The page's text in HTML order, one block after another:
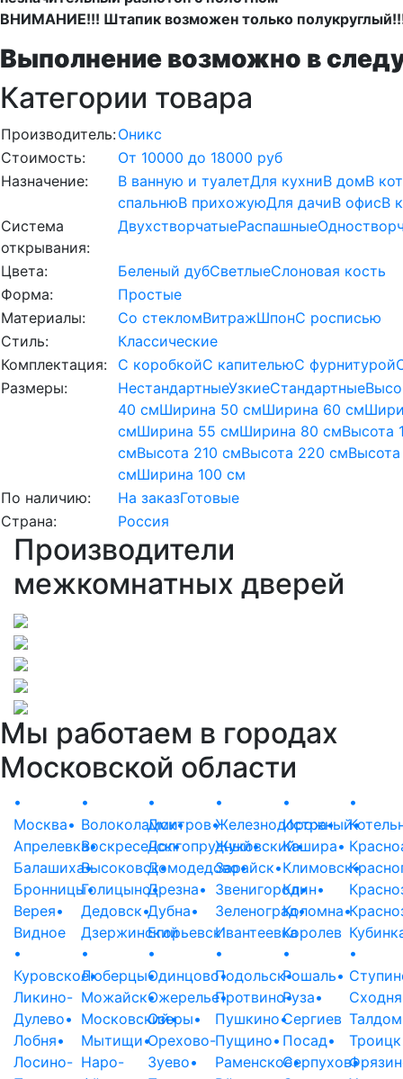
ВНИМАНИЕ!!! Штапик возможен только
Выполнение возможно в
Категории товара
Производитель:Оникс
Стоимость:
От 10000 до 18000 руб
Назначение:
В ванную и туалетДля кухниВ домВ
спальнюВ прихожуюДля дачиВ офисВ
Система
открывания:
ДвухстворчатыеРаспашные
Цвета: Беленый дубСветлыеСлоновая кость
Форма:
Простые
Материалы:
Со стекломВитражШпонС росписью
Стиль:
Классические
Комплектация:
С коробкойС капительюС фурнитурой
Размеры:
НестандартныеУзкиеСтандартные
40 смШирина 50 смШирина 60 см
смШирина 55 смШирина 80 смВысота
смВысота 210 смВысота 220 см
смШирина 100 см
По наличию:
На заказГотовые
Страна:
Россия
Производители
межкомнатных дверей
Мы работаем в городах
Московской области
•
Москва•
Апрелевка•
Балашиха•
Бронницы•
Верея•
Видное
•
Волоколамск•
Воскресенск•
Высоковск•
Голицыно•
Дедовск•
Дзержинский
•
Дмитров•
Долгопрудный•
Домодедово•
Дрезна•
Дубна•
Егорьевск
•
Железнодорожный•
Жуковский•
Зарайск•
Звенигород•
Зеленоград•
Ивантеевка
•
Истра•
Кашира•
Климовск•
Клин•
Коломна•
Королев
•
•
Куровское•
Ликино-
Дулево•
Лобня•
Лосино-
•
Люберцы•
Можайск•
Московский•
Мытищи•
Наро-
•
Одинцово•
Ожерелье•
Озеры•
Орехово-
Зуево•
•
Подольск•
Протвино•
Пушкино•
Пущино•
Раменское•
•
Рошаль•
Руза•
Сергиев
Посад•
Серпухов•
•
Сходня
Талдом
Троицк